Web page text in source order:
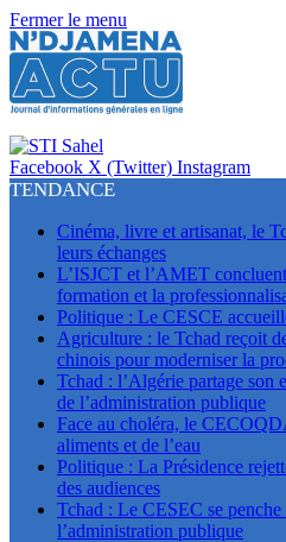
Fermer le menu
Facebook X (Twitter) Instagram
TENDANCE
Cinéma, livre et artisanat, le
leurs échanges
L’ISJCT et l’AMET
formation et la
Politique : Le CESCE
Agriculture : le Tchad reçoit
chinois pour moderniser la
Tchad : l’Algérie partage son
de l’administration publique
Face au choléra, le
aliments et de l’eau
Politique : La Présidence
des audiences
Tchad : Le CESEC se
l’administration publique